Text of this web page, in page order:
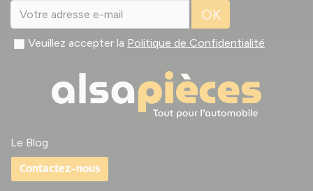
OK
Veuillez accepter la Politique de Confidentialité
Le Blog
Contactez-nous